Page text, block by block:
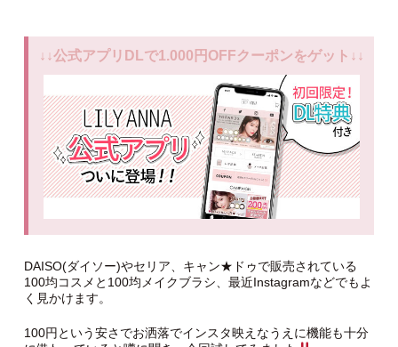
↓↓公式アプリDLで1.000円OFFクーポンをゲット↓↓
DAISO(ダイソー)やセリア、キャン★ドゥで販売されている
100均コスメと100均メイクブラシ、最近Instagramなどでもよ
く見かけます。
100円という安さでお洒落でインスタ映えなうえに機能も十分